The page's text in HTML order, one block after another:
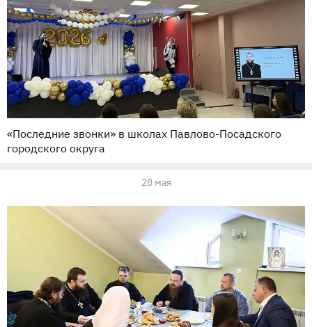
«Последние звонки» в школах Павлово-Посадского
городского округа
28 мая